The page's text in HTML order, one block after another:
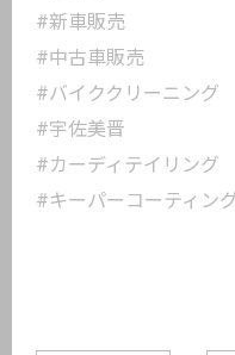
#新車販売
#中古車販売
#バイククリーニング
#宇佐美晋
#カーディテイリング
#キーパーコーティン